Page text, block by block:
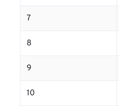
7
8
9
10